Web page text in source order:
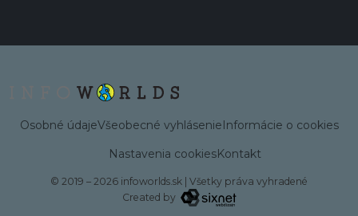
Osobné údajeVšeobecné vyhlásenieInformácie o cookies
Nastavenia cookiesKontakt
© 2019 – 2026 infoworlds.sk Všetky práva vyhradené
Created by